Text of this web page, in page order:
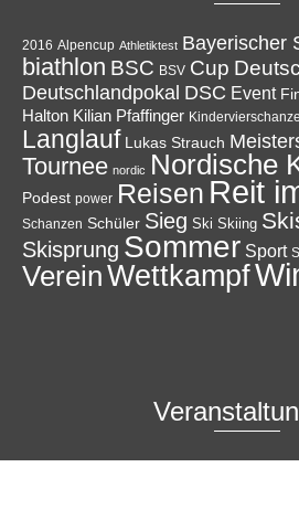
2016 Alpencup Athletiktest Bayerischer
biathlon BSC BSV Cup
Deutschlandpokal DSC Event
Halton Kilian Pfaffinger
Langlauf Lukas Strauch
Tournee nordic Nordische
Podest power Reisen Reit
Schanzen Schüler Sieg Ski Skiing
Skisprung Sommer Sport
VereinWettkampf